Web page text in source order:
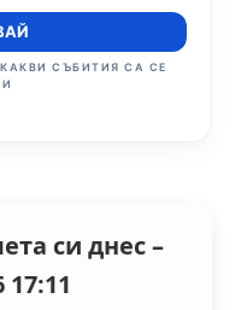
СЪБИТИЯ СА СЕ
си днес –
17:11